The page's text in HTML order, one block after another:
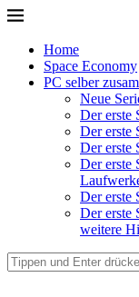
Home
Space Economy
PC selber
Neue
Der erste
Der erste
Der erste
Der erste
Der erste
Der erste
weitere